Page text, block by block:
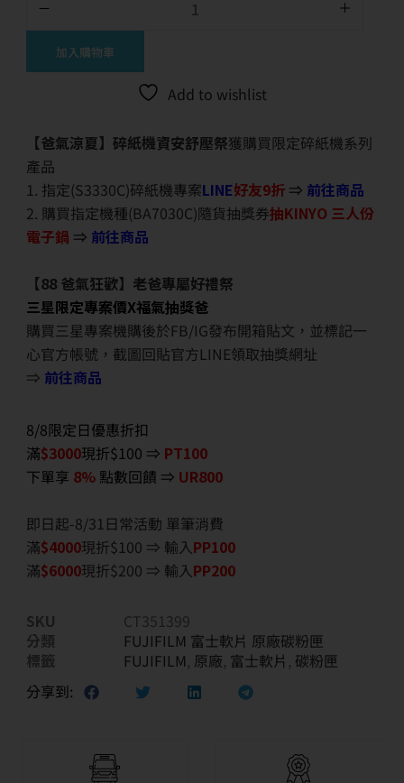
加入購物車
Add to wishlist
【爸氣涼夏】碎紙機資安舒壓祭獲購買限定碎紙機系列
產品
1. 指定(S3330C)碎紙機專案LINE好友9折 ⇒ 前往商品
2. 購買指定機種(BA7030C)隨貨抽獎券抽KINYO 三人份
電子鍋 ⇒ 前往商品
【88 爸氣狂歡】老爸專屬好禮祭
三星限定專案價X福氣抽獎爸
購買三星專案機購後於FB/IG發布開箱貼文，並標記一
心官方帳號，截圖回貼官方LINE領取抽獎網址
⇒ 前往商品
8/8限定日優惠折扣
滿$3000現折$100 ⇒ PT100
下單享 8% 點數回饋 ⇒ UR800
即日起-8/31日常活動 單筆消費
滿$4000現折$100 ⇒ 輸入PP100
滿$6000現折$200 ⇒ 輸入PP200
SKU
CT351399
分類
FUJIFILM 富士軟片 原廠碳粉匣
標籤
FUJIFILM, 原廠, 富士軟片 , 碳粉匣
分享到: